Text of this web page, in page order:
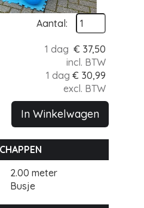
Aantal:
1 dag € 37,50
incl. BTW
1 dag € 30,99
excl. BTW
In Winkelwagen
2.00 meter
Busje